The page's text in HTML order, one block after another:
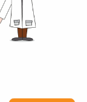
kolorowych